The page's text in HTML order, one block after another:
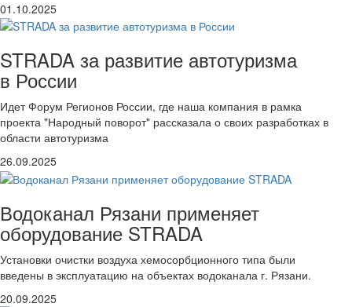
01.10.2025
STRADA за развитие автотуризма
в России
Идет Форум Регионов России, где наша компания в рамка
проекта "Народный поворот" рассказала о своих разработках в
области автотуризма
26.09.2025
Водоканал Рязани применяет
оборудование STRADA
Установки очистки воздуха хемосорбционного типа были
введены в эксплуатацию на объектах водоканала г. Рязани.
20.09.2025